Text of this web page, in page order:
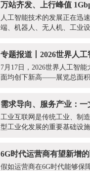
万站齐发、上行峰值
人工智能技术的发展正在迅
端、机器人、无人机、工业
专题报道丨2026世界人
7月17日，2026世界人工智
面均创下新高——展览总面积
需求导向、服务产业：
工业互联网是传统工业、制
型工业化发展的重要基础设
6G时代运营商有望新增
假如运营商在6G时代能够保